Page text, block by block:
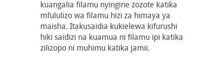
kuangalia filamu nyingine zozote katika
mfululizo wa filamu hizi za himaya ya
maisha. Itakusaidia kukielewa kifurushi
hiki saidizi na kuamua ni filamu ipi katika
zilizopo ni muhimu katika jamii.